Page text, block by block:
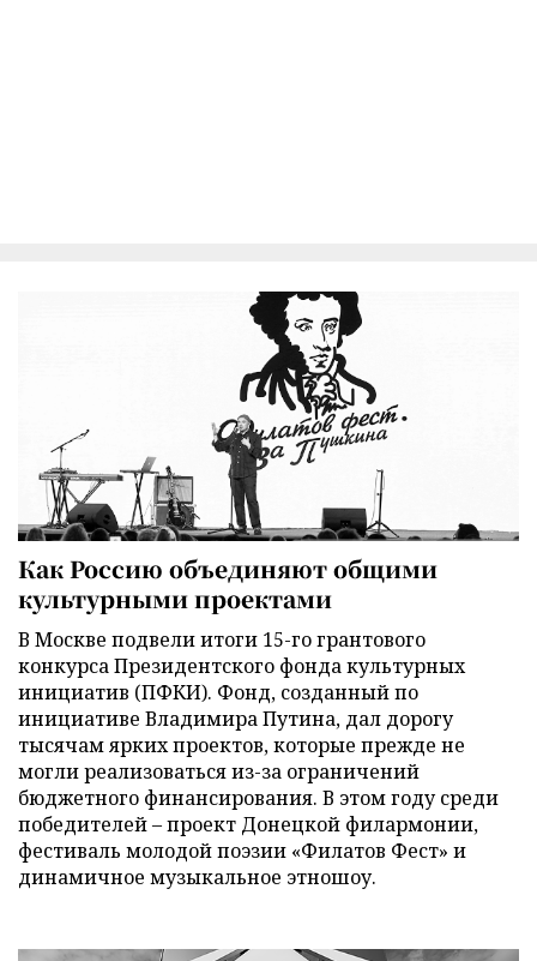
Как Россию объединяют общими
культурными проектами
В Москве подвели итоги 15-го грантового
конкурса Президентского фонда культурных
инициатив (ПФКИ). Фонд, созданный по
инициативе Владимира Путина, дал дорогу
тысячам ярких проектов, которые прежде не
могли реализоваться из-за ограничений
бюджетного финансирования. В этом году среди
победителей – проект Донецкой филармонии,
фестиваль молодой поэзии «Филатов Фест» и
динамичное музыкальное этношоу.